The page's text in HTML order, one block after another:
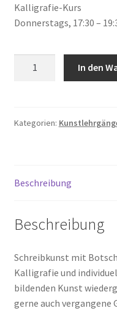
Kalligrafie-Kurs
Donnerstags, 17:30 –
In den
Kategorien:
Beschreibung
Beschreibung
Schreibkunst mit
Kalligrafie und
bildenden Kunst
gerne auch vergangene